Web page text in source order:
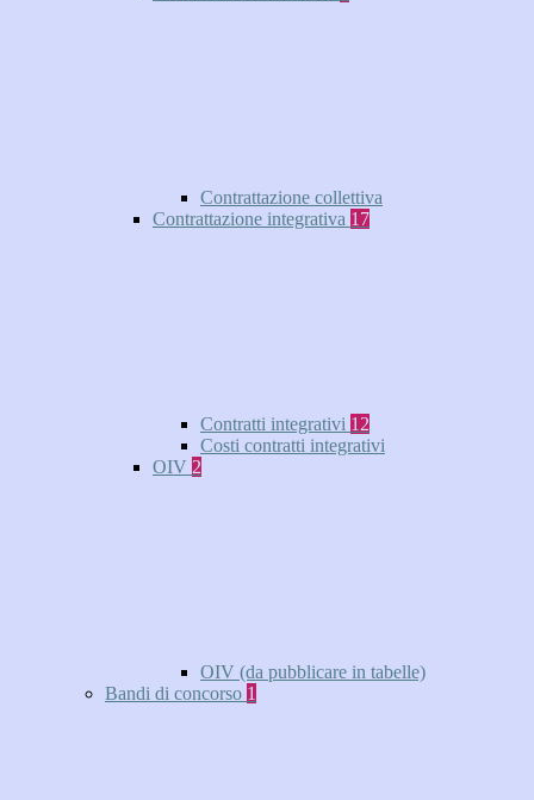
Contrattazione collettiva
Contrattazione integrativa 17
Contratti integrativi 12
Costi contratti integrativi
OIV 2
OIV (da pubblicare in tabelle)
Bandi di concorso 1